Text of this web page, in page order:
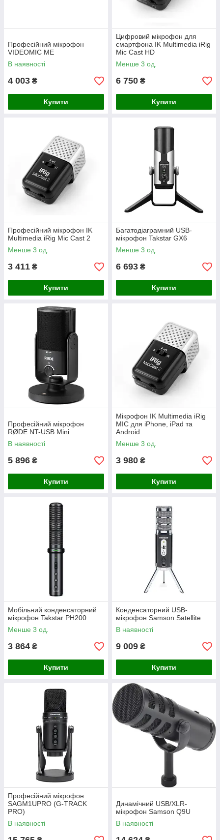
Професійний мікрофон
VIDEOMIC ME
В наявності
4 003 ₴
Купити
Цифровий мікрофон для
смартфона IK Multimedia iRig
Mic Cast HD
Менше 3 од.
6 750 ₴
Купити
Професійний мікрофон IK
Multimedia iRig Mic Cast 2
Менше 3 од.
3 411 ₴
Купити
Багатодіаграмний USB-
мікрофон Takstar GX6
Менше 3 од.
6 693 ₴
Купити
Професійний мікрофон
RØDE NT-USB Mini
В наявності
5 896 ₴
Купити
Мікрофон IK Multimedia iRig
MIC для iPhone, iPad та
Android
Менше 3 од.
3 980 ₴
Купити
Мобільний конденсаторний
мікрофон Takstar PH200
Менше 3 од.
3 864 ₴
Купити
Конденсаторний USB-
мікрофон Samson Satellite
В наявності
9 009 ₴
Купити
Професійний мікрофон
SAGM1UPRO (G-TRACK
PRO)
В наявності
Динамічний USB/XLR-
мікрофон Samson Q9U
В наявності